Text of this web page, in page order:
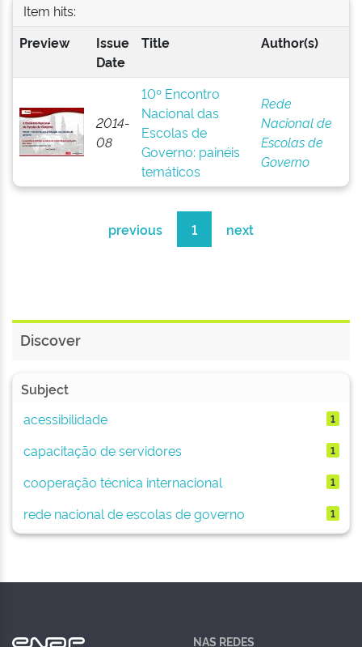
Item hits:
Preview
Issue
Date
Title Author(s)
2014-
08
10º Encontro
Nacional das
Escolas de
Governo: painéis
temáticos
Rede
Nacional de
Escolas de
Governo
previous 1 next
Discover
Subject
acessibilidade
1
capacitação de servidores 1
cooperação técnica internacional 1
rede nacional de escolas de governo 1
NAS REDES